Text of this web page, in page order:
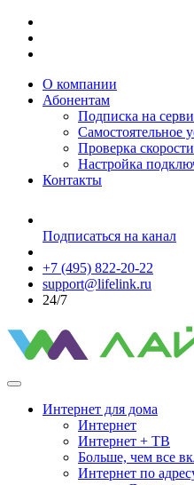
О компании
Абонентам
Подписка на
Самостоятельное
Проверка скорости
Настройка
Контакты
Подписаться на канал
+7 (495) 822-20-22
support@lifelink.ru
24/7
Интернет для дома
Интернет
Интернет + ТВ
Больше, чем все
Интернет по